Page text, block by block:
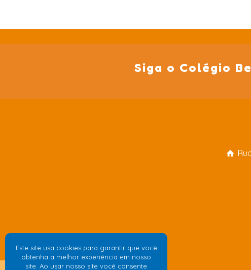
Siga o Colégio
Este site usa cookies para garantir que você
obtenha a melhor experiência em nosso
site. Ao usar nosso site você consente